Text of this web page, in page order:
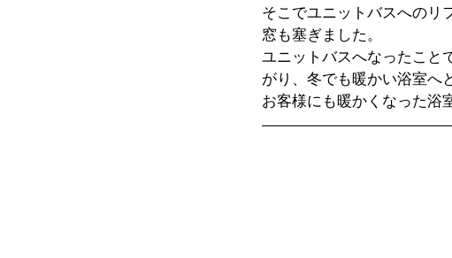
そこでユニットバスへのリ
窓も塞ぎました。
ユニットバスへなったこと
がり、冬でも暖かい浴室へ
お客様にも暖かくなった浴